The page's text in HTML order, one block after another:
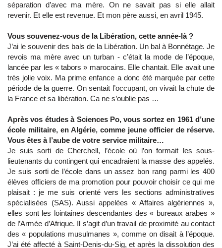
séparation d’avec ma mère. On ne savait pas si elle allait
revenir. Et elle est revenue. Et mon père aussi, en avril 1945.
Vous souvenez-vous de la Libération, cette année-là ?
J’ai le souvenir des bals de la Libération. Un bal à Bonnétage. Je
revois ma mère avec un turban - c’était la mode de l’époque,
lancée par les « tabors » marocains. Elle chantait. Elle avait une
très jolie voix. Ma prime enfance a donc été marquée par cette
période de la guerre. On sentait l’occupant, on vivait la chute de
la France et sa libération. Ca ne s’oublie pas …
Après vos études à Sciences Po, vous sortez en 1961 d’une
école militaire, en Algérie, comme jeune officier de réserve.
Vous êtes à l’aube de votre service militaire…
Je suis sorti de Cherchell, l’école où l’on formait les sous-
lieutenants du contingent qui encadraient la masse des appelés.
Je suis sorti de l’école dans un assez bon rang parmi les 400
élèves officiers de ma promotion pour pouvoir choisir ce qui me
plaisait : je me suis orienté vers les sections administratives
spécialisées (SAS). Aussi appelées « Affaires algériennes »,
elles sont les lointaines descendantes des « bureaux arabes »
de l’Armée d’Afrique. Il s’agit d’un travail de proximité au contact
des « populations musulmanes », comme on disait à l’époque.
J’ai été affecté à Saint-Denis-du-Sig, et après la dissolution des